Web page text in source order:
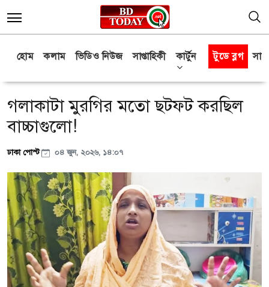
হোম কলাম ভিডিও নিউজ সাপ্তাহিকী কার্টুন টুডে ব্লগ
গলাকাটা মুরগির মতো ছটফট করছিল
বাচ্চাগুলো!
ঢাকা পোস্ট ০৪ জুন, ২০২৬, ১৪:০৭